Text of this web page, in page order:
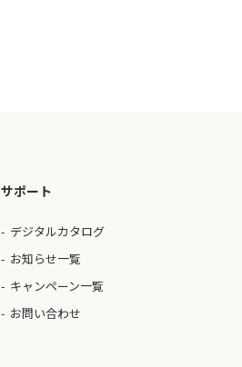
サポート
デジタルカタログ
お知らせ一覧
キャンペーン一覧
お問い合わせ